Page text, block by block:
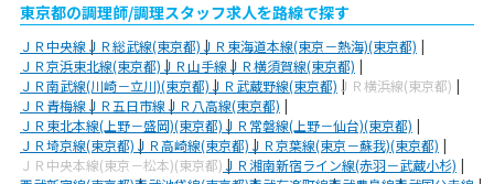
東京都の調理師/調理スタッフ求人を路線で探す
ＪＲ中央線ＪＲ総武線(東京都)ＪＲ東海道本線(東京－熱海)(東京都)
ＪＲ京浜東北線(東京都)ＪＲ山手線ＪＲ横須賀線(東京都)
ＪＲ南武線(川崎－立川)(東京都)ＪＲ武蔵野線(東京都) ＪＲ横浜線(東京都)
ＪＲ青梅線ＪＲ五日市線ＪＲ八高線(東京都)
ＪＲ東北本線(上野－盛岡)(東京都)ＪＲ常磐線(上野－仙台)(東京都)
ＪＲ埼京線(東京都)ＪＲ高崎線(東京都)ＪＲ京葉線(東京－蘇我)(東京都)
ＪＲ中央本線(東京－松本)(東京都)ＪＲ湘南新宿ライン線(赤羽－武蔵小杉)